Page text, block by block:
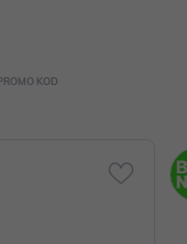
KOD